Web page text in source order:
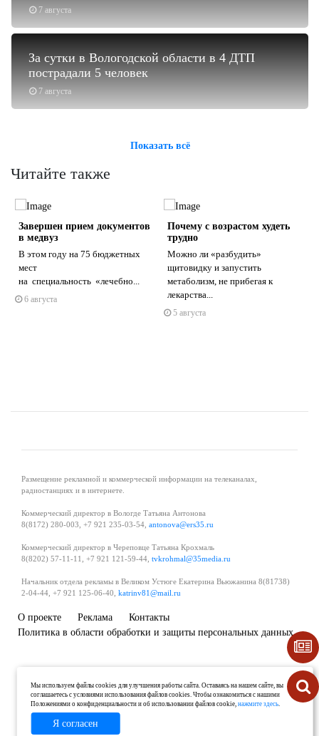
7 августа
7 августа
За сутки в Вологодской области в 4 ДТП
пострадали 5 человек
Показать всё
Читайте также
Завершен прием документов
в медвуз
В этом году на 75 бюджетных
мест
на специальность «лечебно...
6 августа
Почему с возрастом худеть
трудно
Можно ли «разбудить»
щитовидку и запустить
метаболизм, не прибегая к
лекарства...
5 августа
Размещение рекламной и коммерческой информации на телеканалах,
радиостанциях и в интернете.
Коммерческий директор в Вологде Татьяна Антонова
8(8172) 280-003, +7 921 235-03-54, antonova@ers35.ru
Коммерческий директор в Череповце Татьяна Крохмаль
8(8202) 57-11-11, +7 921 121-59-44, tvkrohmal@35media.ru
Начальник отдела рекламы в Великом Устюге Екатерина Вьюжанина 8(81738)
2-04-44, +7 921 125-06-40, katrinv81@mail.ru
О проекте Реклама
Контакты
Политика в области обработки и защиты персональных данных
Мы используем файлы cookies для улучшения работы сайта. Оставаясь на нашем сайте, вы
соглашаетесь с условиями использования файлов cookies. Чтобы ознакомиться с нашими
Положениями о конфиденциальности и об использовании файлов cookie,нажмите здесь.
Я согласен